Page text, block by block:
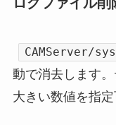
CAMServer/
動で消去します
大きい数値を指定